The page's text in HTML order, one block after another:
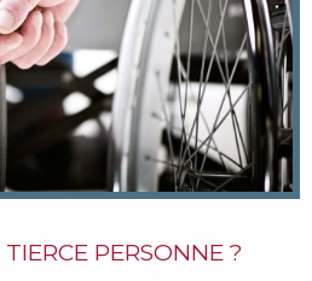
TIERCE PERSONNE ?